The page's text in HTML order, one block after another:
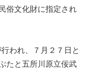
俗文化財に指定され
われ、７月２７日と
たと五所川原立佞武